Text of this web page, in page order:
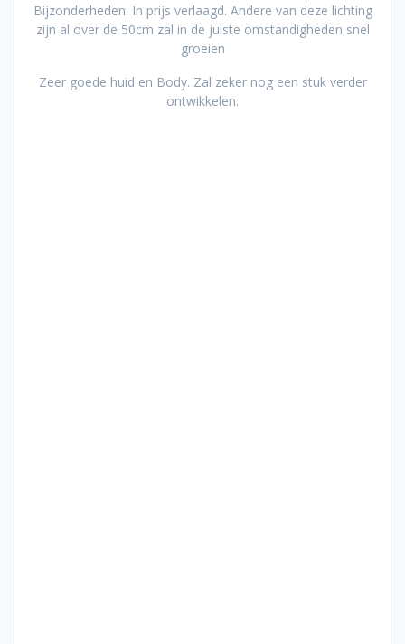
Bijzonderheden: In prijs verlaagd. Andere van deze lichting
zijn al over de 50cm zal in de juiste omstandigheden snel
groeien
Zeer goede huid en Body. Zal zeker nog een stuk verder
ontwikkelen.